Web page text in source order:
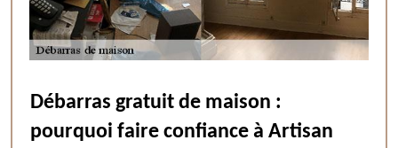
Débarras gratuit de maison :
pourquoi faire confiance à Artisan